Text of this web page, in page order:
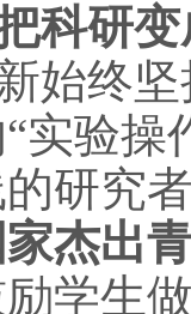
科研
始终
实验操
研究
杰出
励学生